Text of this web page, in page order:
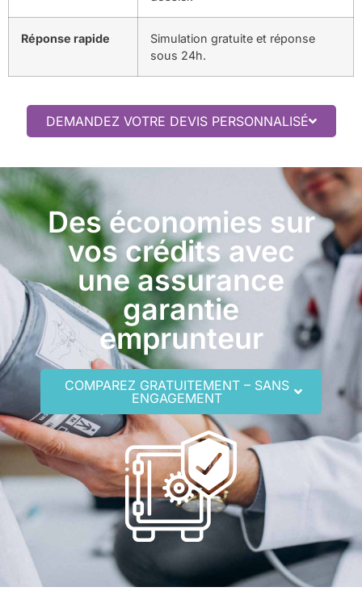
Réponse rapide
Simulation gratuite et réponse
sous 24h.
DEMANDEZ VOTRE DEVIS PERSONNALISÉ
Des économies sur
vos crédits avec
une assurance
garantie
emprunteur
COMPAREZ GRATUITEMENT – SANS
ENGAGEMENT